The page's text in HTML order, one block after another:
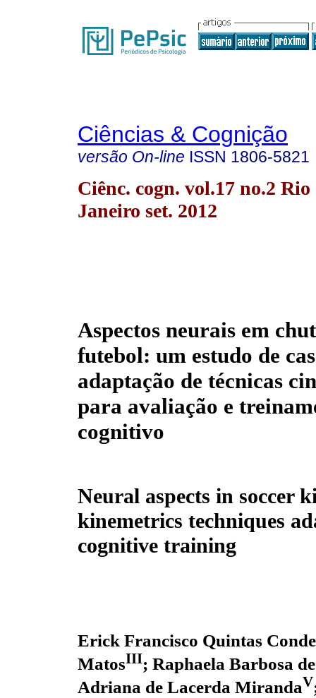
Ciências & Cognição
versão On-line ISSN 1806-5821
Ciênc. cogn. vol.17 no.2 Rio
Janeiro set. 2012
Aspectos neurais em
futebol: um estudo de
adaptação de técnicas
para avaliação e
cognitivo
Neural aspects in soccer
kinemetrics techniques
cognitive training
Erick Francisco Quintas Conde
MatosIII; Raphaela Barbosa
Adriana de Lacerda MirandaV